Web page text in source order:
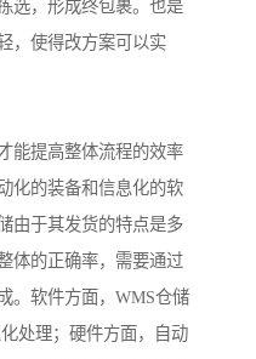
选，形成终包裹。也是
，使得改方案可以实
能提高整体流程的效率
化的装备和信息化的软
由于其发货的特点是多
体的正确率，需要通过
。软件方面，WMS仓储
处理；硬件方面，自动